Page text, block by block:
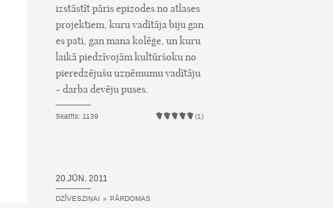
izstāstīt pāris epizodes no atlases
projektiem, kuru vadītāja biju gan
es pati, gan mana kolēģe, un kuru
laikā piedzīvojām kultūršoku no
pieredzējušu uzņēmumu vadītāju
- darba devēju puses.
Skatīts: 1139 (1)
20.JŪN, 2011
DZĪVESZIŅAI » PĀRDOMAS